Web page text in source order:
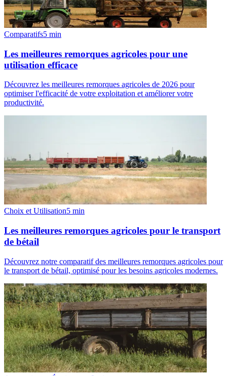
Comparatifs5 min
Les meilleures remorques agricoles pour une
utilisation efficace
Découvrez les meilleures remorques agricoles de 2026 pour
optimiser l'efficacité de votre exploitation et améliorer votre
productivité.
Choix et Utilisation5 min
Les meilleures remorques agricoles pour le transport
de bétail
Découvrez notre comparatif des meilleures remorques agricoles pour
le transport de bétail, optimisé pour les besoins agricoles modernes.